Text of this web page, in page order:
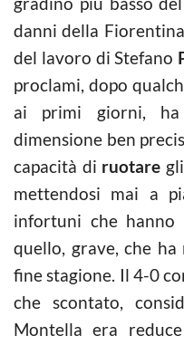
danni della
del lavoro di Stefano
proclami, dopo
ai primi giorni,
dimensione ben
capacità di ruotare
mettendosi mai a
infortuni che
quello, grave, che ha
fine stagione. Il 4-0
che scontato,
Montella era